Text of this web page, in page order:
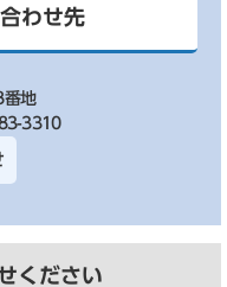
わせ先
番地
3310
ください